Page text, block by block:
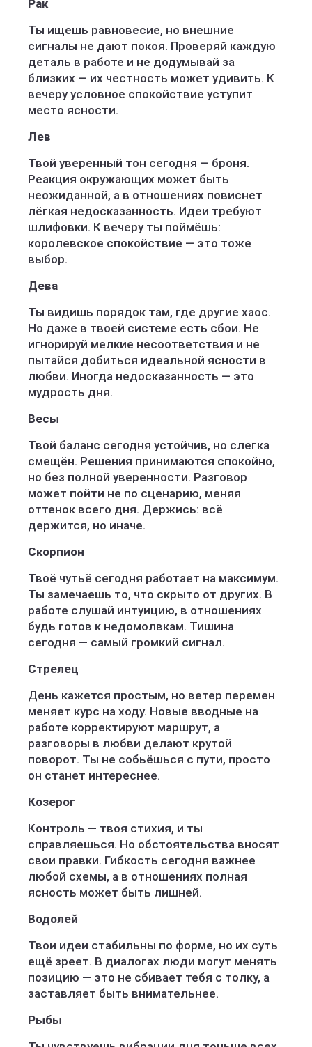
Рак
Ты ищешь равновесие, но внешние
сигналы не дают покоя. Проверяй каждую
деталь в работе и не додумывай за
близких — их честность может удивить. К
вечеру условное спокойствие уступит
место ясности.
Лев
Твой уверенный тон сегодня — броня.
Реакция окружающих может быть
неожиданной, а в отношениях повиснет
лёгкая недосказанность. Идеи требуют
шлифовки. К вечеру ты поймёшь:
королевское спокойствие — это тоже
выбор.
Дева
Ты видишь порядок там, где другие хаос.
Но даже в твоей системе есть сбои. Не
игнорируй мелкие несоответствия и не
пытайся добиться идеальной ясности в
любви. Иногда недосказанность — это
мудрость дня.
Весы
Твой баланс сегодня устойчив, но слегка
смещён. Решения принимаются спокойно,
но без полной уверенности. Разговор
может пойти не по сценарию, меняя
оттенок всего дня. Держись: всё
держится, но иначе.
Скорпион
Твоё чутьё сегодня работает на максимум.
Ты замечаешь то, что скрыто от других. В
работе слушай интуицию, в отношениях
будь готов к недомолвкам. Тишина
сегодня — самый громкий сигнал.
Стрелец
День кажется простым, но ветер перемен
меняет курс на ходу. Новые вводные на
работе корректируют маршрут, а
разговоры в любви делают крутой
поворот. Ты не собьёшься с пути, просто
он станет интереснее.
Козерог
Контроль — твоя стихия, и ты
справляешься. Но обстоятельства вносят
свои правки. Гибкость сегодня важнее
любой схемы, а в отношениях полная
ясность может быть лишней.
Водолей
Твои идеи стабильны по форме, но их суть
ещё зреет. В диалогах люди могут менять
позицию — это не сбивает тебя с толку, а
заставляет быть внимательнее.
Рыбы